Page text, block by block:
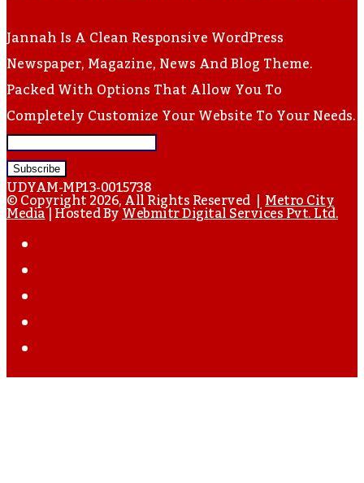
Jannah Is A Clean Responsive WordPress
Newspaper, Magazine, News And Blog Theme.
Packed With Options That Allow You To
Completely Customize Your Website To Your Needs.
Enter
Your
Email
Address
UDYAM-MP13-0015738
© Copyright 2026, All Rights Reserved |Metro City
Media| Hosted ByWebmitr Digital Services Pvt. Ltd.